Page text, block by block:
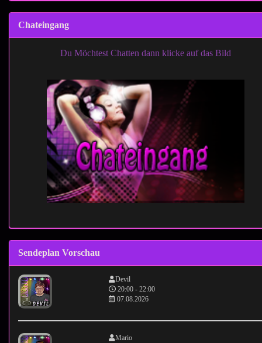
Chateingang
Du Möchtest Chatten dann klicke auf das Bild
Sendeplan Vorschau
Devil
20:00 - 22:00
07.08.2026
Mario